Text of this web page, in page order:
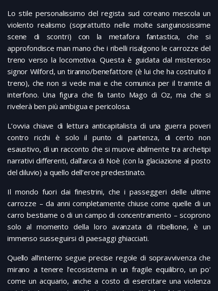
Lo stile personalissimo del regista sud coreano mescola un
violento realismo (soprattutto nelle molte sanguinosissime
scene di scontri) con la metafora fantastica, che si
approfondisce man mano che i ribelli risalgono le carrozze del
treno verso la locomotiva. Questa è guidata dal misterioso
signor Wilford, un tiranno/benefattore (è lui che ha costruito il
treno), che non si vede mai e che comunica per il tramite di
interfono. Una figura che fa tanto Mago di Oz, ma che si
rivelerà ben più ambigua e pericolosa.
L’ovvia chiave di lettura anticapitalista di una guerra poveri
contro ricchi è solo il punto di partenza, di certo non
esaustivo, di un racconto che si muove abilmente tra archetipi
narrativi differenti, dall’arca di Noè (con la glaciazione al posto
del diluvio) a quello dell’eroe predestinato.
Il mondo fuori dai finestrini, che i passeggeri delle ultime
carrozze – da anni completamente chiuse come quelle di un
carro bestiame o di un campo di concentramento – scoprono
solo al momento della loro avanzata di ribellione, è un
immenso susseguirsi di paesaggi ghiacciati.
Quello all'interno segue precise regole di sopravvivenza che
mirano a tenere l'ecosistema in un fragile equilibro, un po'
come un acquario, anche a costo di esercitare una violenza